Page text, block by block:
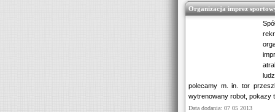
Organizacja imprez
polecamy m. in. tor
wytrenowany robot, pokazy
Data dodania: 07 05 2013